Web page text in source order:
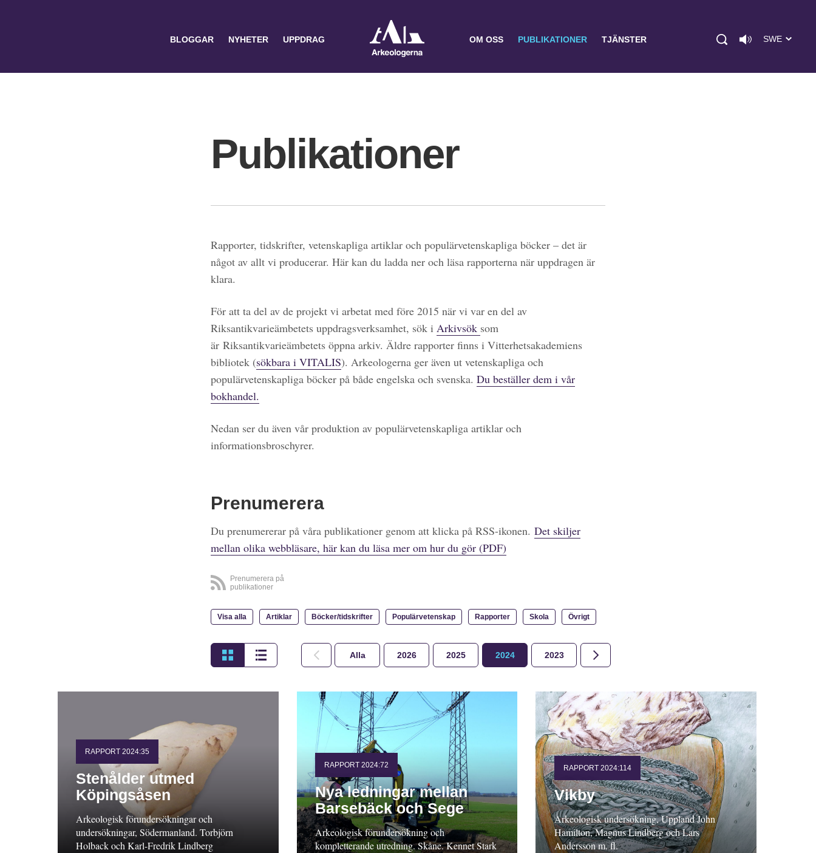
BLOGGAR NYHETER UPPDRAG OM OSS PUBLIKATIONER TJÄNSTER SWE
Publikationer
Rapporter, tidskrifter, vetenskapliga artiklar och populärvetenskapliga böcker – det är
något av allt vi producerar. Här kan du ladda ner och läsa rapporterna när uppdragen är
klara.
För att ta del av de projekt vi arbetat med före 2015 när vi var en del av
Riksantikvarieämbetets uppdragsverksamhet, sök i Arkivsök som
är Riksantikvarieämbetets öppna arkiv. Äldre rapporter finns i Vitterhetsakademiens
bibliotek (sökbara i VITALIS). Arkeologerna ger även ut vetenskapliga och
populärvetenskapliga böcker på både engelska och svenska. Du beställer dem i vår
bokhandel.
Nedan ser du även vår produktion av populärvetenskapliga artiklar och
informationsbroschyrer.
Prenumerera
Du prenumererar på våra publikationer genom att klicka på RSS-ikonen. Det skiljer
mellan olika webbläsare, här kan du läsa mer om hur du gör (PDF)
Prenumerera på
publikationer
Visa alla Artiklar Böcker/tidskrifter Populärvetenskap Rapporter Skola Övrigt
Alla 2026 2025 2024 2023 2022
RAPPORT 2024:35
Stenålder utmed
Köpingsåsen
Arkeologisk förundersökningar och
undersökningar, Södermanland. Torbjörn
Holback och Karl-Fredrik Lindberg
RAPPORT 2024:72
Nya ledningar mellan
Barsebäck och Sege
Arkeologisk förundersökning och
kompletterande utredning. Skåne. Kennet Stark
RAPPORT 2024:114
Vikby
Arkeologisk undersökning, Uppland John
Hamilton, Magnus Lindberg och Lars
Andersson m. fl.